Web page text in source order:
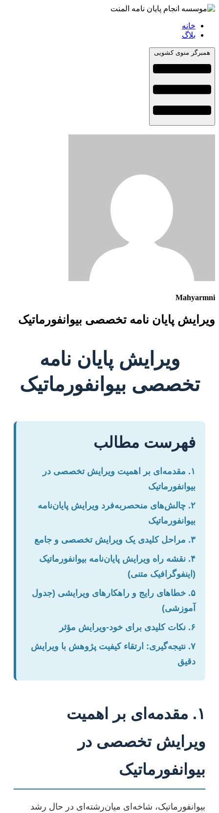
خانه
بلاگ
همبرگر منوی کشویی
Mahyarmni
ویرایش پایان نامه تخصصی بیوانفورماتیک
ویرایش پایان نامه
تخصصی بیوانفورماتیک
فهرست مطالب
۱. مقدمه‌ای بر اهمیت ویرایش تخصصی در
بیوانفورماتیک
۲. چالش‌های منحصربه‌فرد ویرایش پایان‌نامه
بیوانفورماتیک
۳. مراحل کلیدی یک ویرایش تخصصی و جامع
۴. نقشه راه ویرایش پایان‌نامه بیوانفورماتیک
(اینفوگرافیک متنی)
۵. خطاهای رایج و راهکارهای ویرایشی (جدول
آموزشی)
۶. نکات کلیدی برای خود-ویرایش مؤثر
۷. نتیجه‌گیری: ارتقاء کیفیت پژوهش با ویرایش
دقیق
۱. مقدمه‌ای بر اهمیت
ویرایش تخصصی در
بیوانفورماتیک
بیوانفورماتیک، شاخه‌ای میان‌رشته‌ای در حال رشد